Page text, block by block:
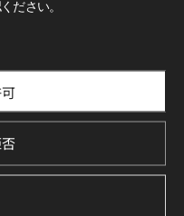
独創的で洗練された空
て、理想の空間づくりを
ださい。